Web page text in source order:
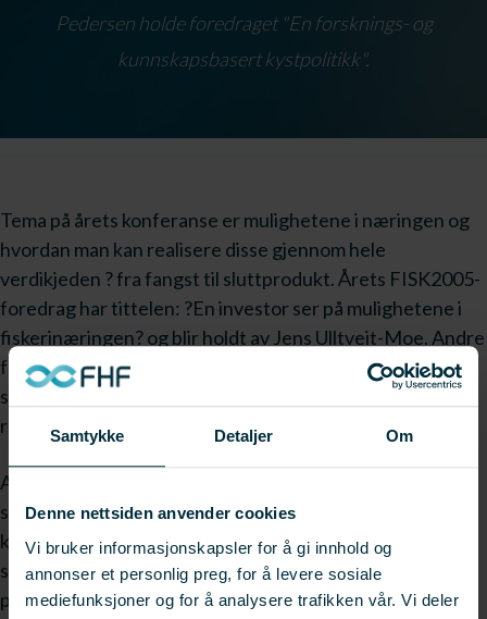
Samtykke Detaljer Om
Denne nettsiden anvender cookies
Vi bruker informasjonskapsler for å gi innhold og
annonser et personlig preg, for å levere sosiale
mediefunksjoner og for å analysere trafikken vår. Vi deler
Pedersen holde foredraget "En forsknings- og
kunnskapsbasert kystpolitikk".
Tema på årets konferanse er mulighetene i næringen og
hvordan man kan realisere disse gjennom hele
verdikjeden ? fra fangst til sluttprodukt. Årets FISK2005-
foredrag har tittelen: ?En investor ser på mulighetene i
fiskerinæringen? og blir holdt av Jens Ulltveit-Moe. Andre
foredragsholdere er bl.a. nuddelkongen Mr. Lee som vil
snakke om hvordan man kan få merverdi av lite utnyttede
ressurser.
Anne Breiby skal holde et foredrag med tittelen: ?Mange
spår en oljepris på 100 dollar fatet ? hva kan
konsekvensene bli?" Det vil også bli presentert
spennende resultater fra en rekke interessante FoU-
prosjekter.